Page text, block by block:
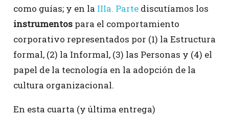
como guías; y en la IIIa. Parte discutíamos los
instrumentos para el comportamiento
corporativo representados por (1) la Estructura
formal, (2) la Informal, (3) las Personas y (4) el
papel de la tecnología en la adopción de la
cultura organizacional.
En esta cuarta (y última entrega)